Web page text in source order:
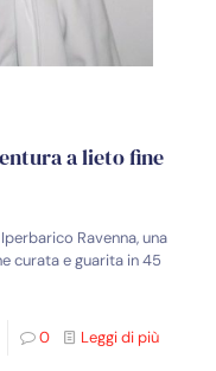
a lieto fine
Ravenna, una
curata e guarita in 45
0 Leggi di più